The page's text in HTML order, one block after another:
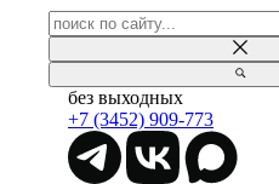
без выходных
+7 (3452) 909-773